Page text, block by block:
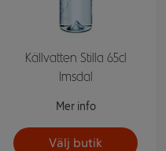
Källvatten Stilla 65cl
Imsdal
Mer info
Välj butik